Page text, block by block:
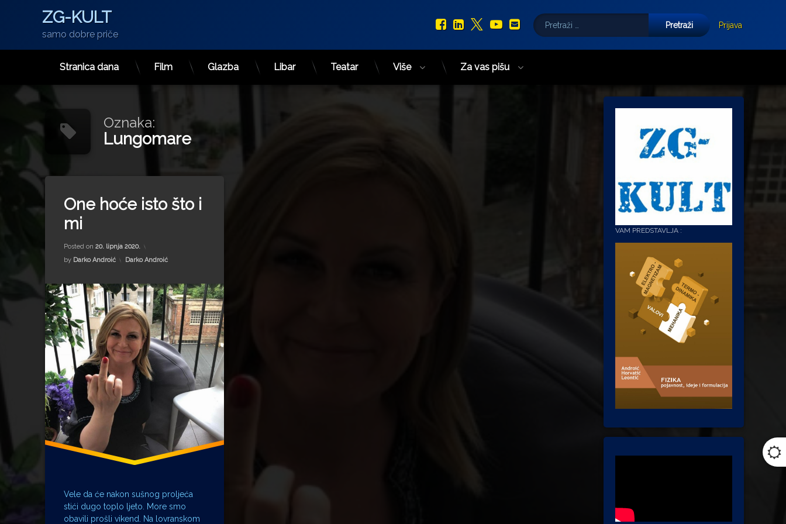
Preskoči
ZG-KULT
samo dobre priče
Facebook
LinkedIn
X.com
YouTube
E-mail
Pretraži:
Prijava
Stranica dana Film Glazba Libar Teatar Više Za vas pišu
Oznaka:
Lungomare
One hoće isto što i
mi
Posted on 20. lipnja 2020.
by Darko Androić Kategorije:
Darko Androić
Vele da će nakon sušnog proljeća
stići dugo toplo ljeto. More smo
obavili prošli vikend. Na lovranskom
Kvarner
Lovran
Mislav Bago
Predsjednica
Predsjednik
Premijer
Rijeka
VAM PREDSTAVLJA :